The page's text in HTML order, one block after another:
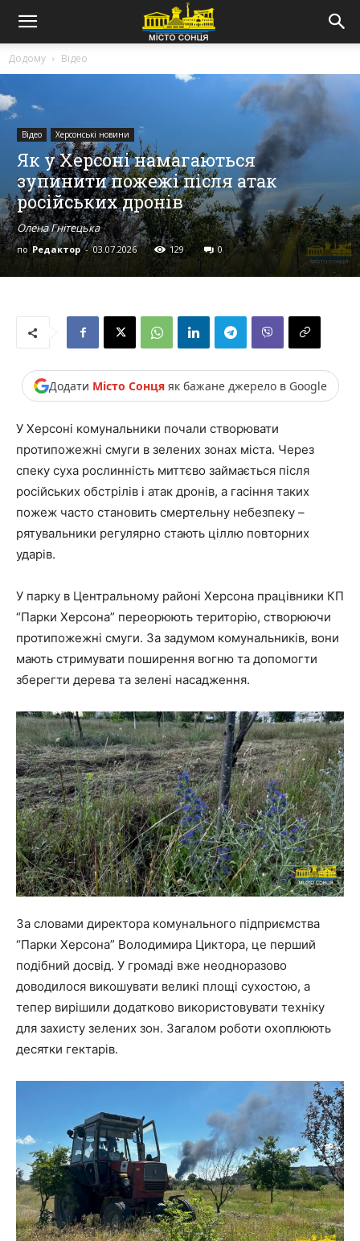
Додому Відео
Відео Херсонські новини
Як у Херсоні намагаються
зупинити пожежі після атак
російських дронів
Олена Гнітецька
по Редактор - 03.07.2026 129 0
Додати Місто Сонцяяк бажане джерело в Google
У Херсоні комунальники почали створювати
протипожежні смуги в зелених зонах міста. Через
спеку суха рослинність миттєво займається після
російських обстрілів і атак дронів, а гасіння таких
пожеж часто становить смертельну небезпеку –
рятувальники регулярно стають ціллю повторних
ударів.
У парку в Центральному районі Херсона працівники КП
“Парки Херсона” переорюють територію, створюючи
протипожежні смуги. За задумом комунальників, вони
мають стримувати поширення вогню та допомогти
зберегти дерева та зелені насадження.
За словами директора комунального підприємства
“Парки Херсона” Володимира Циктора, це перший
подібний досвід. У громаді вже неодноразово
доводилося викошувати великі площі сухостою, а
тепер вирішили додатково використовувати техніку
для захисту зелених зон. Загалом роботи охоплюють
десятки гектарів.